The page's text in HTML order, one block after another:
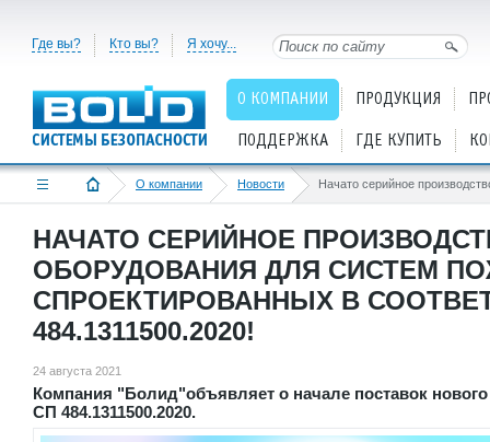
Где вы? Кто вы? Я хочу...
О КОМПАНИИ ПРОДУКЦИЯ
ПОДДЕРЖКА ГДЕ КУПИТЬ
О компании Новости
НАЧАТО СЕРИЙНОЕ
ОБОРУДОВАНИЯ ДЛЯ СИСТЕМ
СПРОЕКТИРОВАННЫХ В
484.1311500.2020!
24 августа 2021
Компания "Болид"объявляет о начале поставок
СП 484.1311500.2020.